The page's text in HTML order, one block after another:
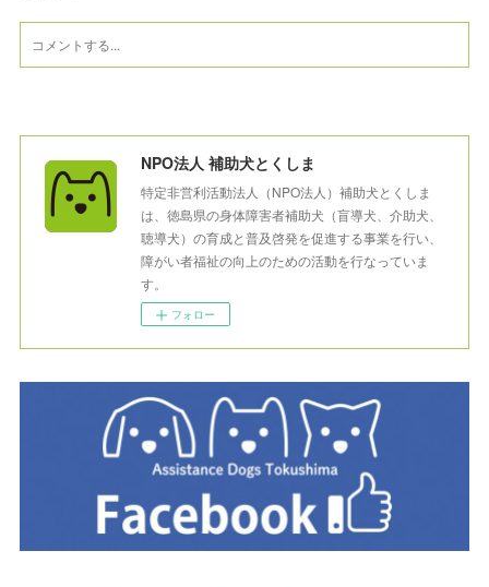
NPO法人 補助犬とくしま
特定非営利活動法人（NPO法人）補助犬とくしま
は、徳島県の身体障害者補助犬（盲導犬、介助犬、
聴導犬）の育成と普及啓発を促進する事業を行い、
障がい者福祉の向上のための活動を行なっていま
す。
フォロー